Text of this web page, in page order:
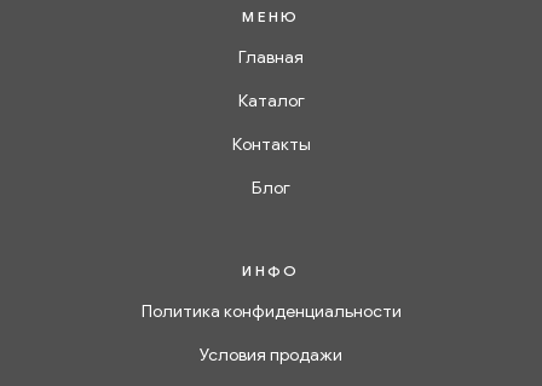
МЕНЮ
Главная
Каталог
Контакты
Блог
ИНФО
Политика конфиденциальности
Условия продажи